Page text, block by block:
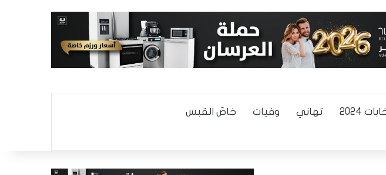
2024 تهاني وفيات خاصّ القبس